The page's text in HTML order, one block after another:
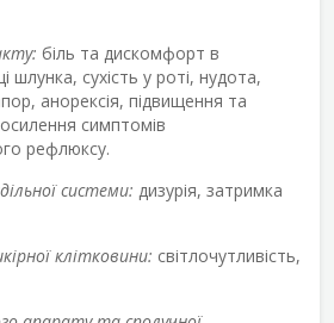
біль та дискомфорт в
шлунка, сухість у роті, нудота,
анорексія, підвищення та
симптомів
рефлюксу.
системи: дизурія, затримка
клітковини: світлочутливість,